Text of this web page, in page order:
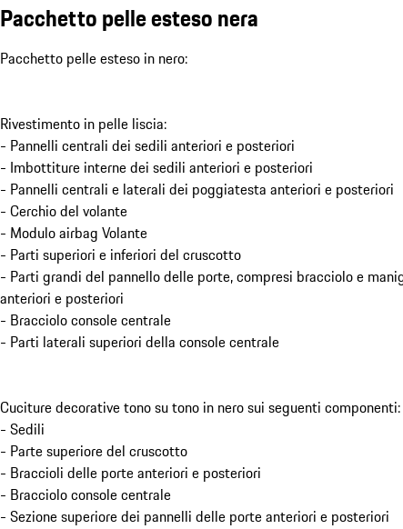
Pacchetto pelle esteso nera
Pacchetto pelle esteso in nero:
Rivestimento in pelle liscia:
- Pannelli centrali dei sedili anteriori e posteriori
- Imbottiture interne dei sedili anteriori e posteriori
- Pannelli centrali e laterali dei poggiatesta anteriori e posteriori
- Cerchio del volante
- Modulo airbag Volante
- Parti superiori e inferiori del cruscotto
- Parti grandi del pannello delle porte, compresi bracciolo e
anteriori e posteriori
- Bracciolo console centrale
- Parti laterali superiori della console centrale
Cuciture decorative tono su tono in nero sui seguenti componenti:
- Sedili
- Parte superiore del cruscotto
- Braccioli delle porte anteriori e posteriori
- Bracciolo console centrale
- Sezione superiore dei pannelli delle porte anteriori e posteriori